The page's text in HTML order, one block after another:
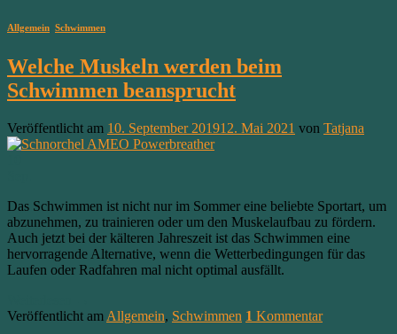
Allgemein Schwimmen
Welche Muskeln werden beim
Schwimmen beansprucht
Veröffentlicht am 10. September 201912. Mai 2021 von Tatjana
Das Schwimmen ist nicht nur im Sommer eine beliebte Sportart, um
abzunehmen, zu trainieren oder um den Muskelaufbau zu fördern.
Auch jetzt bei der kälteren Jahreszeit ist das Schwimmen eine
hervorragende Alternative, wenn die Wetterbedingungen für das
Laufen oder Radfahren mal nicht optimal ausfällt.
Veröffentlicht am Allgemein, Schwimmen 1 Kommentar